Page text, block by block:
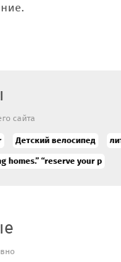
сайта
Детский велосипед
homes.” “reserve your p